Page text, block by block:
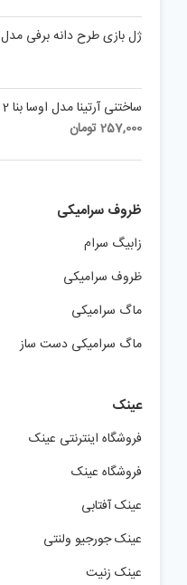
is:
78,900 تومان.
ژل بازی طرح دانه برفی مدل s600
ساختنی آرتینا مدل اوسا بنا 2 کد 2301007
257,000تومان
ظروف سرامیکی
زابیگ سرام
ظروف سرامیکی
ماگ سرامیکی
ماگ سرامیکی دست ساز
عینک
فروشگاه اینترنتی عینک
فروشگاه عینک
عینک آفتابی
عینک جورجیو ولنتی
عینک زنیت